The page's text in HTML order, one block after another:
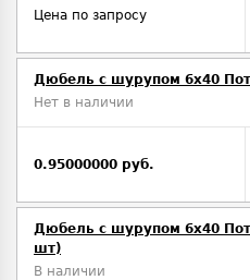
Цена по запросу
Дюбель с шурупом 6х40
Нет в наличии
0.95000000 руб.
Дюбель с шурупом 6х40
шт)
В наличии